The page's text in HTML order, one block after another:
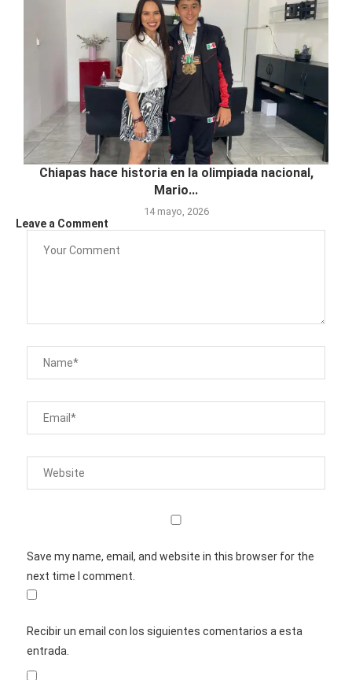
Chiapas hace historia en la olimpiada nacional,
Mario...
14 mayo, 2026
Leave a Comment
Save my name, email, and website in this browser for the
next time I comment.
Recibir un email con los siguientes comentarios a esta
entrada.